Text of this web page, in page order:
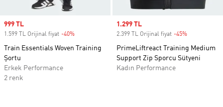
Sale price
999 TL
1.599 TL Orijinal fiyat -40%
Train Essentials Woven Training
Şortu
Erkek Performance
2 renk
Sale price
1.299 TL
2.399 TL Orijinal fiyat -45%
PrimeLiftreact Training Medium
Support Zip Sporcu Sütyeni
Kadın Performance